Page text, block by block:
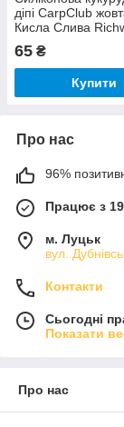
діпі CarpClub
Кисла Слива
65 ₴
Купити
Про нас
96%
Працює з
м. Луцьк
вул.
Контакти
Сьогодні
Показати
Про нас